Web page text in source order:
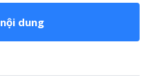
dung